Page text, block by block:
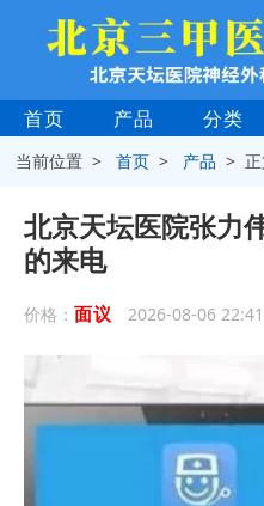
首页 产品 分类
当前位置 >首页 > 产品 > 正
北京天坛医院张力
的来电
价格： 面议 2026-08-06